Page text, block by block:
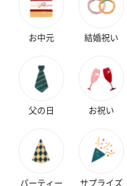
お中元 結婚祝い
父の日 お祝い
パーティー サプライズ